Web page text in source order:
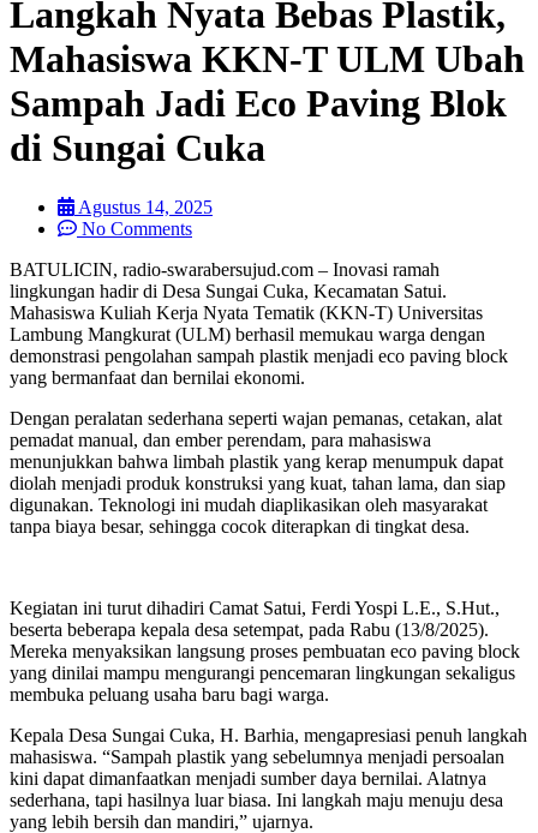
Langkah Nyata Bebas Plastik,
Mahasiswa KKN-T ULM Ubah
Sampah Jadi Eco Paving Blok
di Sungai Cuka
Agustus 14, 2025
No Comments
BATULICIN, radio-swarabersujud.com – Inovasi ramah
lingkungan hadir di Desa Sungai Cuka, Kecamatan Satui.
Mahasiswa Kuliah Kerja Nyata Tematik (KKN-T) Universitas
Lambung Mangkurat (ULM) berhasil memukau warga dengan
demonstrasi pengolahan sampah plastik menjadi eco paving block
yang bermanfaat dan bernilai ekonomi.
Dengan peralatan sederhana seperti wajan pemanas, cetakan, alat
pemadat manual, dan ember perendam, para mahasiswa
menunjukkan bahwa limbah plastik yang kerap menumpuk dapat
diolah menjadi produk konstruksi yang kuat, tahan lama, dan siap
digunakan. Teknologi ini mudah diaplikasikan oleh masyarakat
tanpa biaya besar, sehingga cocok diterapkan di tingkat desa.
Kegiatan ini turut dihadiri Camat Satui, Ferdi Yospi L.E., S.Hut.,
beserta beberapa kepala desa setempat, pada Rabu (13/8/2025).
Mereka menyaksikan langsung proses pembuatan eco paving block
yang dinilai mampu mengurangi pencemaran lingkungan sekaligus
membuka peluang usaha baru bagi warga.
Kepala Desa Sungai Cuka, H. Barhia, mengapresiasi penuh langkah
mahasiswa. “Sampah plastik yang sebelumnya menjadi persoalan
kini dapat dimanfaatkan menjadi sumber daya bernilai. Alatnya
sederhana, tapi hasilnya luar biasa. Ini langkah maju menuju desa
yang lebih bersih dan mandiri,” ujarnya.